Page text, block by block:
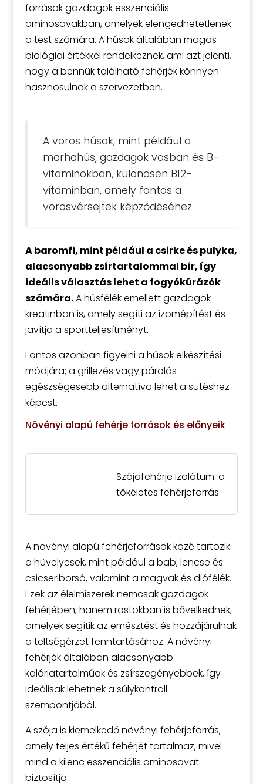
források gazdagok esszenciális
aminosavakban, amelyek elengedhetetlenek
a test számára. A húsok általában magas
biológiai értékkel rendelkeznek, ami azt jelenti,
hogy a bennük található fehérjék könnyen
hasznosulnak a szervezetben.
A vörös húsok, mint például a
marhahús, gazdagok vasban és B-
vitaminokban, különösen B12-
vitaminban, amely fontos a
vörösvérsejtek képződéséhez.
A baromfi, mint például a csirke és pulyka,
alacsonyabb zsírtartalommal bír, így
ideális választás lehet a fogyókúrázók
számára.A húsfélék emellett gazdagok
kreatinban is, amely segíti az izomépítést és
javítja a sportteljesítményt.
Fontos azonban figyelni a húsok elkészítési
módjára; a grillezés vagy párolás
egészségesebb alternatíva lehet a sütéshez
képest.
Növényi alapú fehérje források és előnyeik
Szójafehérje izolátum: a
tökéletes fehérjeforrás
A növényi alapú fehérjeforrások közé tartozik
a hüvelyesek, mint például a bab, lencse és
csicseriborsó, valamint a magvak és diófélék.
Ezek az élelmiszerek nemcsak gazdagok
fehérjében, hanem rostokban is bővelkednek,
amelyek segítik az emésztést és hozzájárulnak
a teltségérzet fenntartásához. A növényi
fehérjék általában alacsonyabb
kalóriatartalmúak és zsírszegényebbek, így
ideálisak lehetnek a súlykontroll
szempontjából.
A szója is kiemelkedő növényi fehérjeforrás,
amely teljes értékű fehérjét tartalmaz, mivel
mind a kilenc esszenciális aminosavat
biztosítja.